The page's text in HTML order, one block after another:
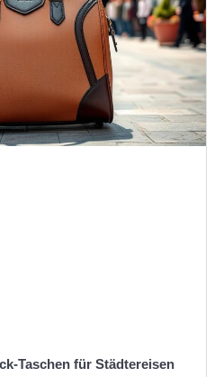
Taschen für Städtereisen